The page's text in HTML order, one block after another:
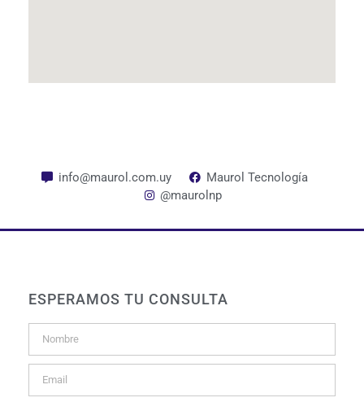
info@maurol.com.uy
Maurol Tecnología
@maurolnp
ESPERAMOS TU CONSULTA